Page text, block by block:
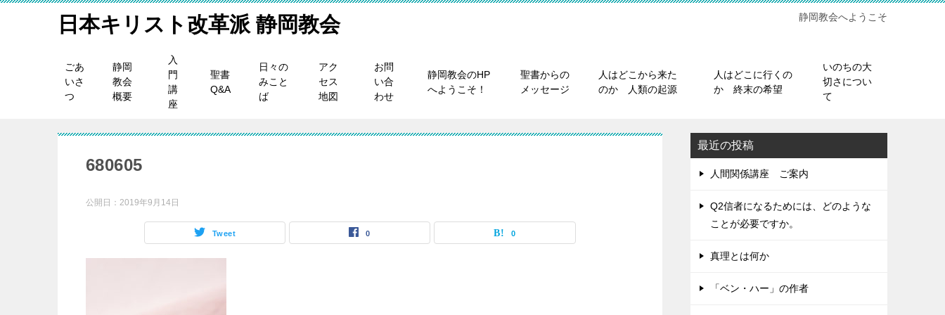
日本キリスト改革派 静岡教会 静岡教会へようこそ
ごあ
いさ
つ
静岡
教会
概要
入
門
講
座
聖書
Q&A
日々の
みこと
ば
アク
セス
地図
お問
い合
わせ
静岡教会のHP
へようこそ！
聖書からの
メッセージ
人はどこから来た
のか 人類の起源
人はどこに行くの
か 終末の希望
いのちの大
切さについ
て
680605
公開日： 2019年9月14日
Tweet 0 0
最近の投稿
人間関係講座 ご案内
Q2信者になるためには、どのような
ことが必要ですか。
真理とは何か
「ベン・ハー」の作者